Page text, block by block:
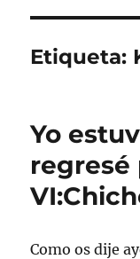
Etiqueta:
Yo
regresé
Como os dije